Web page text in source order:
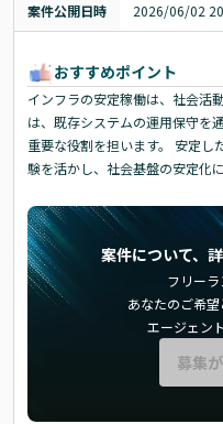
案件公開日時 2026/06/02
おすすめポイント
インフラの安定稼働は、社会活
は、既存システムの運用保守を
重要な役割を担います。 安定し
験を活かし、社会基盤の安定化
案件について、
フリーラ
あなたのご希
エージェン
募集